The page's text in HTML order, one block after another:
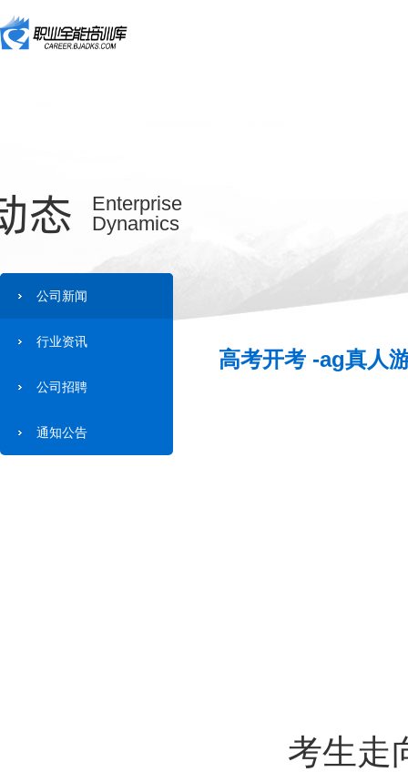
态
Enterprise
Dynamics
公司新闻
行业资讯
公司招聘
通知公告
高考开考 -ag真人
考生走向